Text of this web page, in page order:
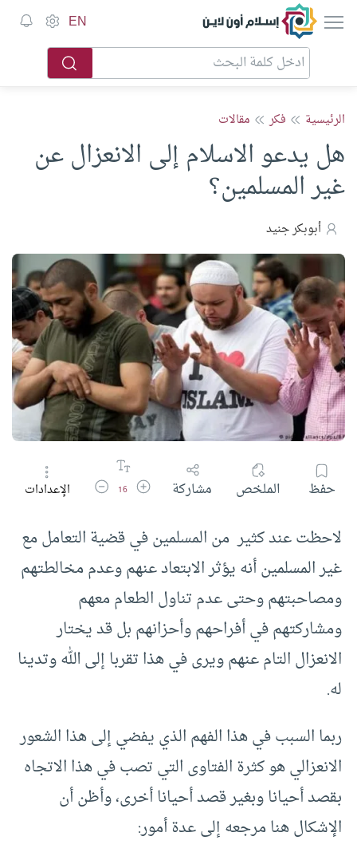
إسلام أون لاين EN
الرئيسية فكر مقالات
هل يدعو الاسلام إلى الانعزال عن
غير المسلمين؟
أبوبكر جنيد
حفظ الملخص مشاركة زيادة حجم الخط
16 تقليل حجم الخط
الإعدادات
لاحظت عند كثير من المسلمين في قضية التعامل مع
غير المسلمين أنه يؤثر الابتعاد عنهم وعدم مخالطتهم
ومصاحبتهم وحتى عدم تناول الطعام معهم
ومشاركتهم في أفراحهم وأحزانهم بل قد يختار
الانعزال التام عنهم ويرى في هذا تقربا إلى الله وتدينا
له.
ربما السبب في هذا الفهم الذي يفضي إلى هذا الشعور
الانعزالي هو كثرة الفتاوى التي تصب في هذا الاتجاه
بقصد أحيانا وبغير قصد أحيانا أخرى، وأظن أن
الإشكال هنا مرجعه إلى عدة أمور: